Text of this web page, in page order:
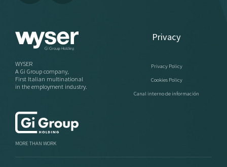
WYSER
A Gi Group company,
First Italian multinational
in the employment industry.
Privacy
Privacy Policy
Cookies Policy
Canal interno de información
MORE THAN WORK